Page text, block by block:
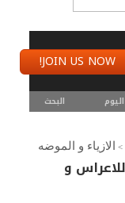
JOIN US NOW!
البحث
>
الازياء و الموضه
و